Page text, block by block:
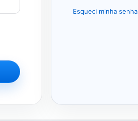
Esqueci minha senha